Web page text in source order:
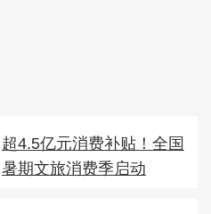
超4.5亿元消费补贴！全国
暑期文旅消费季启动